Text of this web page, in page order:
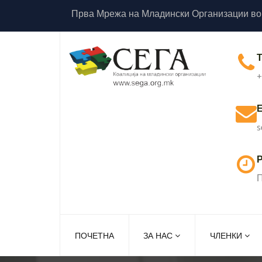
Прва Мрежа на Младински Организации
ПОЧЕТНА ЗА НАС ЧЛЕНКИ